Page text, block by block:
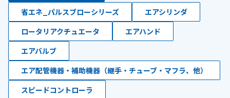
省エネ_パルスブローシリーズ
エアシリンダ
ロータリアクチュエータ
エアハンド
エアバルブ
エア配管機器・補助機器（継手・チューブ・マフラ、他）
スピードコントローラ